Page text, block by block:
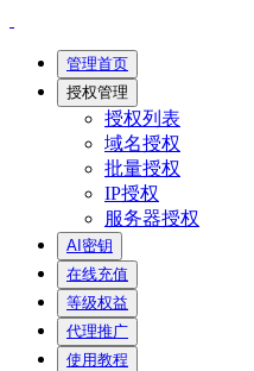
管理首页
授权管理
授权列表
域名授权
批量授权
IP授权
服务器授权
AI密钥
在线充值
等级权益
代理推广
使用教程